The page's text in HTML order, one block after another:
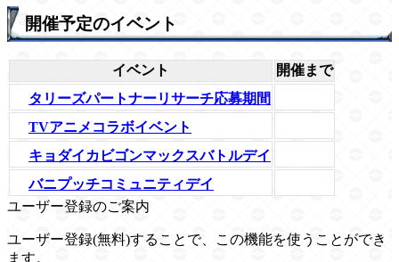
開催予定のイベント
イベント
開催まで
タリーズパートナーリサーチ応募期間
TVアニメコラボイベント
キョダイカビゴンマックスバトルデイ
バニプッチコミュニティデイ
ユーザー登録のご案内
ユーザー登録(無料)することで、この機能を使うことができ
ます。